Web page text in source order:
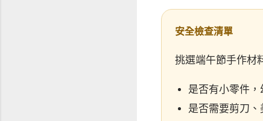
安全檢查清單
挑選端午節手作材
是否有小零件
是否需要剪刀